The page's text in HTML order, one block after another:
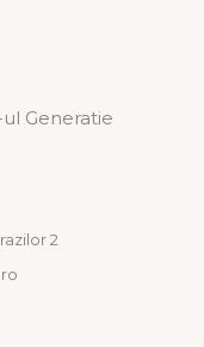
Generatie
2